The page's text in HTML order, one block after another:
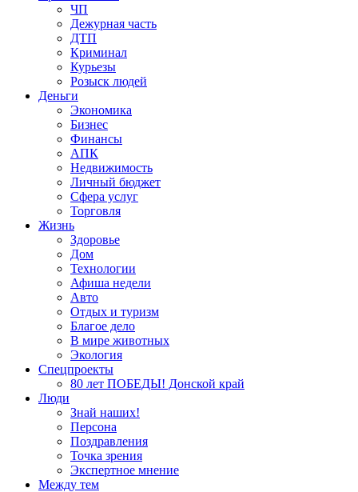
ЧП
Дежурная часть
ДТП
Криминал
Курьезы
Розыск людей
Деньги
Экономика
Бизнес
Финансы
АПК
Недвижимость
Личный бюджет
Сфера услуг
Торговля
Жизнь
Здоровье
Дом
Технологии
Афиша недели
Авто
Отдых и туризм
Благое дело
В мире животных
Экология
Спецпроекты
80 лет ПОБЕДЫ! Донской край
Люди
Знай наших!
Персона
Поздравления
Точка зрения
Экспертное мнение
Между тем